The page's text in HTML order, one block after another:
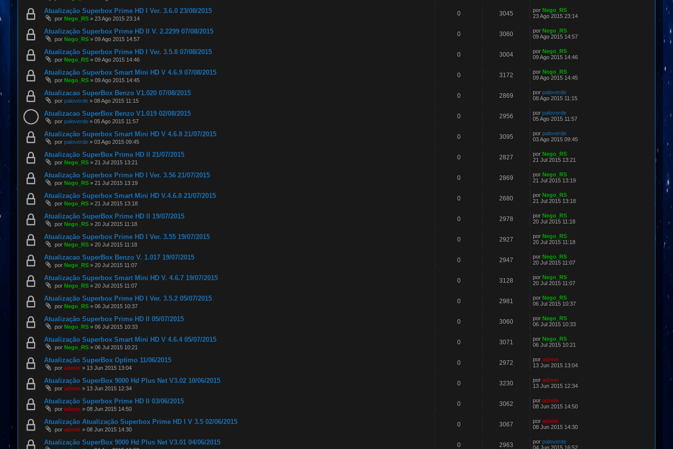
Atualização Superbox Prime HD I Ver. 3.6.0 23/08/2015
por Nego_RS » 23 Ago 2015 23:14
0 3045 por Nego_RS
23 Ago 2015 23:14
Atualização Superbox Prime HD II V. 2.2299 07/08/2015
por Nego_RS » 09 Ago 2015 14:57
0 3060 por Nego_RS
09 Ago 2015 14:57
Atualização Superbox Prime HD I Ver. 3.5.8 07/08/2015
por Nego_RS » 09 Ago 2015 14:46
0 3004 por Nego_RS
09 Ago 2015 14:46
Atualização Superbox Smart Mini HD V 4.6.9 07/08/2015
por Nego_RS » 09 Ago 2015 14:45
0 3172 por Nego_RS
09 Ago 2015 14:45
Atualizacao SuperBox Benzo V1.020 07/08/2015
por paloverde » 08 Ago 2015 11:15
0 2869 por paloverde
08 Ago 2015 11:15
Atualizacao SuperBox Benzo V1.019 02/08/2015
por paloverde » 05 Ago 2015 11:57
0 2956 por paloverde
05 Ago 2015 11:57
Atualização Superbox Smart Mini HD V 4.6.8 21/07/2015
por paloverde » 03 Ago 2015 09:45
0 3095 por paloverde
03 Ago 2015 09:45
Atualização SuperBox Prime HD II 21/07/2015
por Nego_RS » 21 Jul 2015 13:21
0 2827 por Nego_RS
21 Jul 2015 13:21
Atualização Superbox Prime HD I Ver. 3.56 21/07/2015
por Nego_RS » 21 Jul 2015 13:19
0 2869 por Nego_RS
21 Jul 2015 13:19
Atualização Superbox Smart Mini HD V.4.6.8 21/07/2015
por Nego_RS » 21 Jul 2015 13:18
0 2680 por Nego_RS
21 Jul 2015 13:18
Atualização SuperBox Prime HD II 19/07/2015
por Nego_RS » 20 Jul 2015 11:18
0 2978 por Nego_RS
20 Jul 2015 11:18
Atualização Superbox Prime HD I Ver. 3.55 19/07/2015
por Nego_RS » 20 Jul 2015 11:18
0 2927 por Nego_RS
20 Jul 2015 11:18
Atualizacao SuperBox Benzo V. 1.017 19/07/2015
por Nego_RS » 20 Jul 2015 11:07
0 2947 por Nego_RS
20 Jul 2015 11:07
Atualização Superbox Smart Mini HD V. 4.6.7 19/07/2015
por Nego_RS » 20 Jul 2015 11:07
0 3128 por Nego_RS
20 Jul 2015 11:07
Atualização Superbox Prime HD I Ver. 3.5.2 05/07/2015
por Nego_RS » 06 Jul 2015 10:37
0 2981 por Nego_RS
06 Jul 2015 10:37
Atualização Superbox Prime HD II 05/07/2015
por Nego_RS » 06 Jul 2015 10:33
0 3060 por Nego_RS
06 Jul 2015 10:33
Atualização Superbox Smart Mini HD V 4.6.4 05/07/2015
por Nego_RS » 06 Jul 2015 10:21
0 3071 por Nego_RS
06 Jul 2015 10:21
Atualização SuperBox Optimo 11/06/2015
por admin » 13 Jun 2015 13:04
0 2972 por admin
13 Jun 2015 13:04
Atualização SuperBox 9000 Hd Plus Net V3.02 10/06/2015
por admin » 13 Jun 2015 12:34
0 3230 por admin
13 Jun 2015 12:34
Atualização Superbox Prime HD II 03/06/2015
por admin » 08 Jun 2015 14:50
0 3062 por admin
08 Jun 2015 14:50
Atualização Atualização Superbox Prime HD I V 3.5 02/06/2015
por admin » 08 Jun 2015 14:30
0 3067 por admin
08 Jun 2015 14:30
Atualização SuperBox 9000 Hd Plus Net V3.01 04/06/2015 0 2963 por paloverde
04 Jun 2015 16:52